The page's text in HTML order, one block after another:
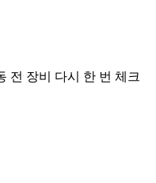
전 장비 다시 한 번 체크